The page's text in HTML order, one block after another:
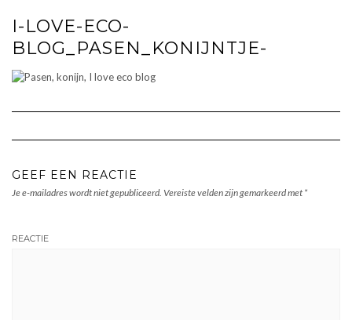
I-LOVE-ECO-
BLOG_PASEN_KONIJNTJE-
GEEF EEN REACTIE
Je e-mailadres wordt niet gepubliceerd. Vereiste velden zijn gemarkeerd met *
REACTIE